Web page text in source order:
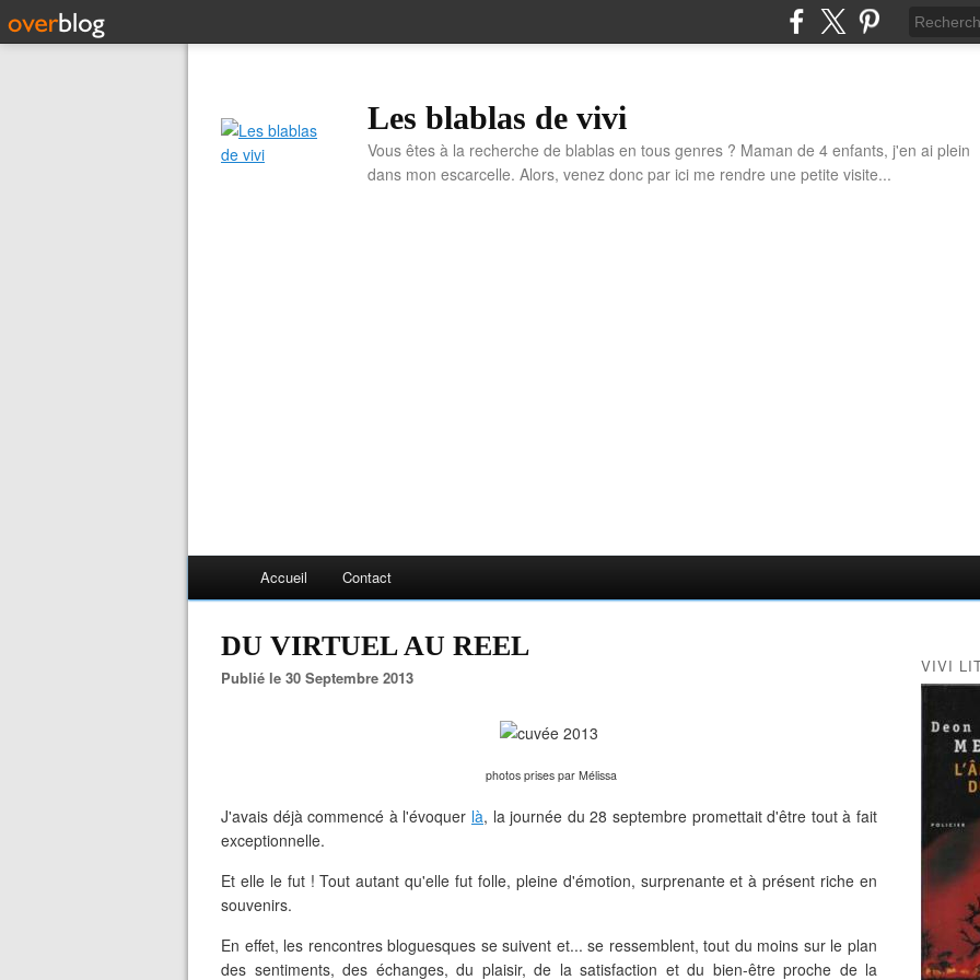
Les blablas de vivi
Vous êtes à la recherche de blablas en tous genres ? Maman de 4 enfants, j'en ai plein
dans mon escarcelle. Alors, venez donc par ici me rendre une petite visite...
Accueil Contact
DU VIRTUEL AU REEL
Publié le 30 Septembre 2013
photos prises par Mélissa
J'avais déjà commencé à l'évoquer là, la journée du 28 septembre promettait d'être tout à fait
exceptionnelle.
Et elle le fut ! Tout autant qu'elle fut folle, pleine d'émotion, surprenante et à présent riche en
souvenirs.
En effet, les rencontres bloguesques se suivent et... se ressemblent, tout du moins sur le plan
des sentiments, des échanges, du plaisir, de la satisfaction et du bien-être proche de la
VIVI